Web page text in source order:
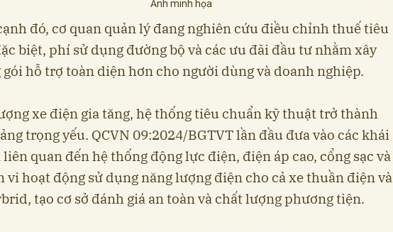
Ảnh minh họa
đó, cơ quan quản lý đang nghiên cứu điều chỉnh thuế tiêu
biệt, phí sử dụng đường bộ và các ưu đãi đầu tư nhằm xây
gói hỗ trợ toàn diện hơn cho người dùng và doanh nghiệp.
xe điện gia tăng, hệ thống tiêu chuẩn kỹ thuật trở thành
trọng yếu. QCVN 09:2024/BGTVT lần đầu đưa vào các khái
quan đến hệ thống động lực điện, điện áp cao, cổng sạc và
vi hoạt động sử dụng năng lượng điện cho cả xe thuần điện và
tạo cơ sở đánh giá an toàn và chất lượng phương tiện.